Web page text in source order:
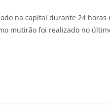
na capital durante 24 horas
mutirão foi realizado no